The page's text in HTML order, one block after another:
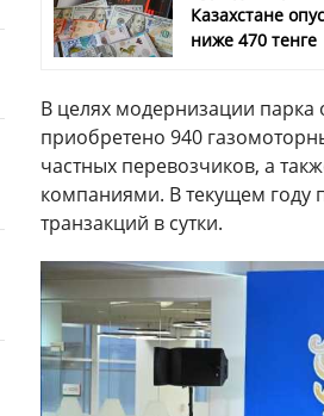
Казахстане
ниже 470 тенге
В целях модернизации парка
приобретено 940
частных перевозчиков, а
компаниями. В текущем году
транзакций в сутки.